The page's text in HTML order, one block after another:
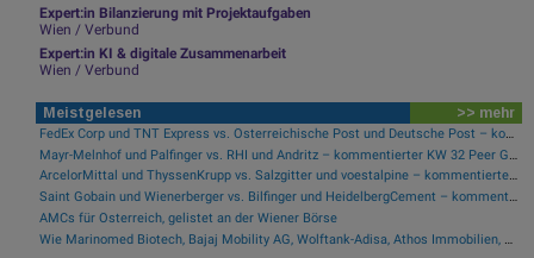
Expert:in Bilanzierung mit Projektaufgaben
Wien / Verbund
Expert:in KI & digitale Zusammenarbeit
Wien / Verbund
Meistgelesen >> mehr
FedEx Corp und TNT Express vs. Österreichische Post und Deutsche Post – kommentierter KW 32 Peer Group Watch Post
ArcelorMittal und ThyssenKrupp vs. Salzgitter und voestalpine – kommentierter KW 32 Peer Group Watch Stahl
Saint Gobain und Wienerberger vs. Bilfinger und HeidelbergCement – kommentierter KW 32 Peer Group Watch Bau & Baustoffe
AMCs für Österreich, gelistet an der Wiener Börse